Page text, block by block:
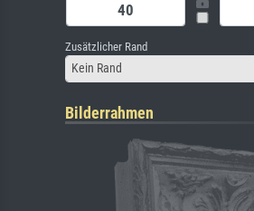
Zusätzlicher Rand
Kein Rand
Bilderrahmen